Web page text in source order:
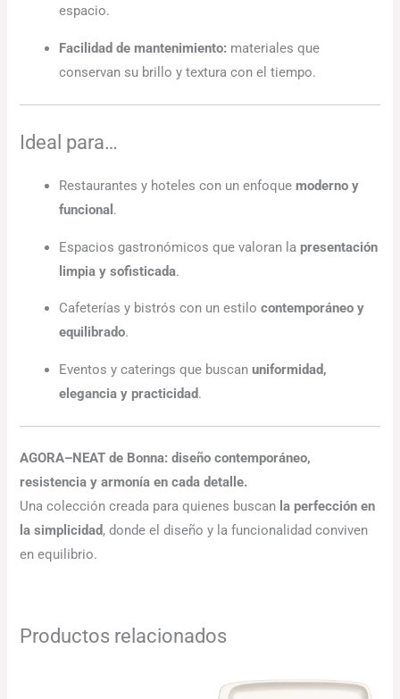
espacio.
Facilidad de mantenimiento: materiales que
conservan su brillo y textura con el tiempo.
Ideal para…
Restaurantes y hoteles con un enfoquemoderno y
funcional .
Espacios gastronómicos que valoran lapresentación
limpia y sofisticada.
Cafeterías y bistrós con un estilocontemporáneo y
equilibrado.
Eventos y caterings que buscanuniformidad,
elegancia y practicidad.
AGORA–NEAT de Bonna: diseño contemporáneo,
resistencia y armonía en cada detalle.
Una colección creada para quienes buscan la perfección en
la simplicidad, donde el diseño y la funcionalidad conviven
en equilibrio.
Productos relacionados
de